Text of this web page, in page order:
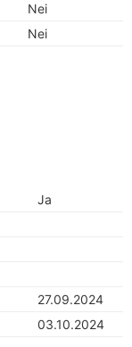
Nei
Nei
Ja
27.09.2024
03.10.2024